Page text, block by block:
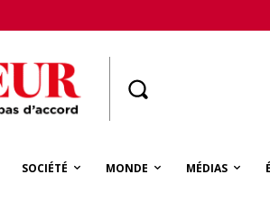
SOCIÉTÉ MONDE MÉDIAS